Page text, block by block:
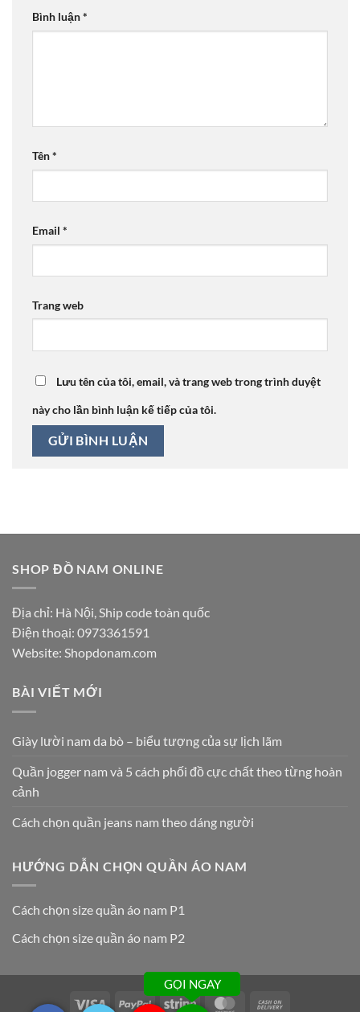
Bình luận*
Tên*
Email *
Trang web
Lưu tên của tôi, email, và trang web trong trình duyệt
này cho lần bình luận kế tiếp của tôi.
SHOP ĐỒ NAM ONLINE
Địa chỉ: Hà Nội, Ship code toàn quốc
Điện thoại: 0973361591
Website: Shopdonam.com
BÀI VIẾT MỚI
Giày lười nam da bò – biểu tượng của sự lịch lãm
Quần jogger nam và 5 cách phối đồ cực chất theo từng hoàn
cảnh
Cách chọn quần jeans nam theo dáng người
HƯỚNG DẪN CHỌN QUẦN ÁO NAM
Cách chọn size quần áo nam P1
Cách chọn size quần áo nam P2
Visa PayPal Stripe MasterCard
GỌI NGAY